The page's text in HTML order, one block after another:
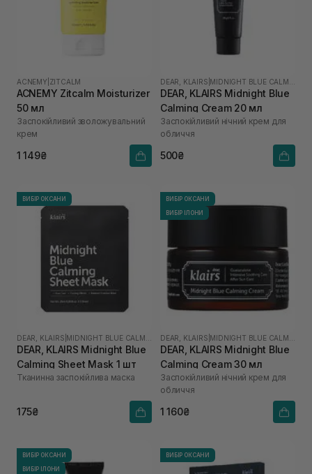
ACNEMY ZITCALM
ACNEMY Zitcalm Moisturizer
50 мл
Заспокійливий зволожувальний
крем
1 149₴
DEAR, KLAIRS
DEAR, KLAIRS Midnight Blue
Calming Cream 20 мл
Заспокійливий нічний крем для
обличчя
500₴
ВИБІР ОКСАНИ
DEAR, KLAIRS
DEAR, KLAIRS Midnight Blue
Calming Sheet Mask 1 шт
Тканинна заспокійлива маска
175₴
ВИБІР ОКСАНИ
ВИБІР ІЛОНИ
DEAR, KLAIRS
DEAR, KLAIRS Midnight Blue
Calming Cream 30 мл
Заспокійливий нічний крем для
обличчя
1 160₴
ВИБІР ОКСАНИ
ВИБІР ІЛОНИ
ВИБІР ОКСАНИ